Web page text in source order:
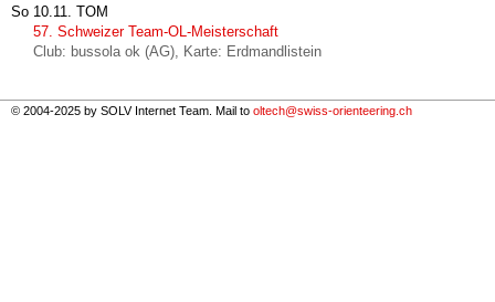
So 10.11.
TOM
57. Schweizer Team-OL-Meisterschaft
Club: bussola ok (AG), Karte: Erdmandlistein
© 2004-2025 by SOLV Internet Team. Mail to oltech@swiss-orienteering.ch